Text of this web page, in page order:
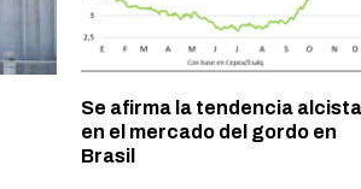
Se afirma la tendencia alcista
en el mercado del gordo en
Brasil